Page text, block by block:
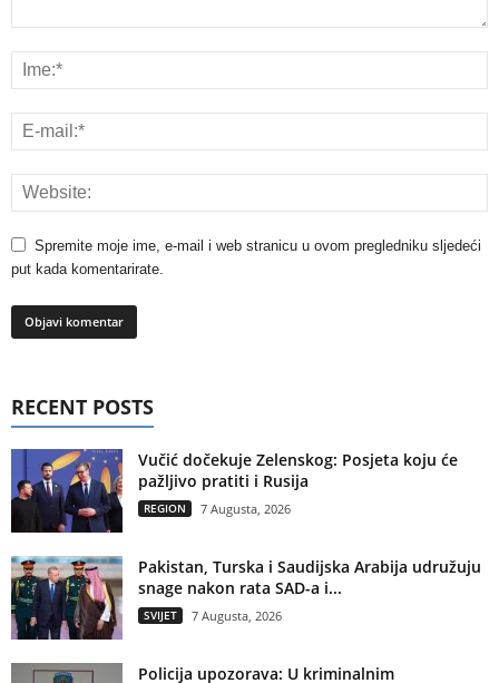
Spremite moje ime, e-mail i web stranicu u ovom pregledniku sljedeći
put kada komentarirate.
RECENT POSTS
Vučić dočekuje Zelenskog: Posjeta koju će
pažljivo pratiti i Rusija
REGION 7 Augusta, 2026
Pakistan, Turska i Saudijska Arabija udružuju
snage nakon rata SAD-a i...
SVIJET 7 Augusta, 2026
Policija upozorava: U kriminalnim